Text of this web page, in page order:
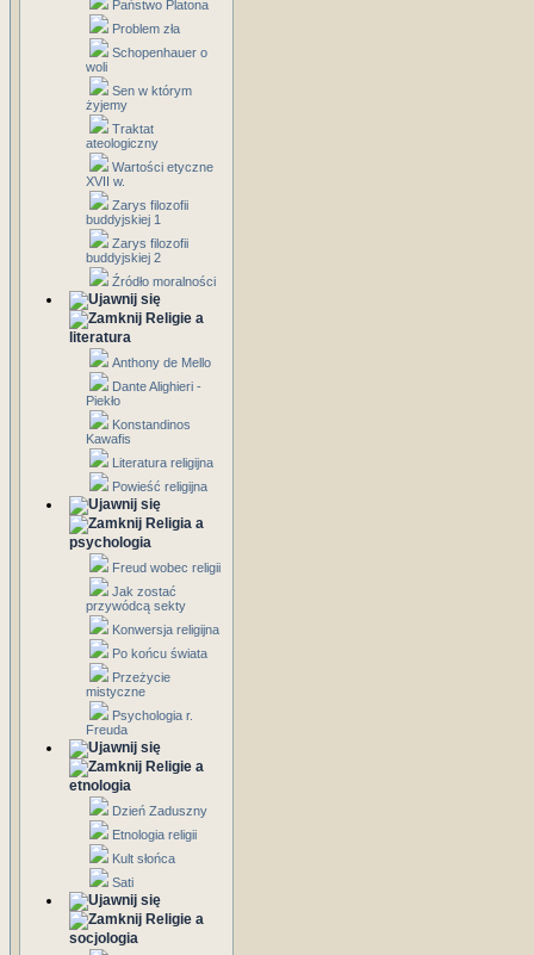
Państwo Platona
Problem zła
Schopenhauer o
woli
Sen w którym
żyjemy
Traktat
ateologiczny
Wartości etyczne
XVII w.
Zarys filozofii
buddyjskiej 1
Zarys filozofii
buddyjskiej 2
Źródło moralności
Religie a
literatura
Anthony de Mello
Dante Alighieri -
Piekło
Konstandinos
Kawafis
Literatura religijna
Powieść religijna
Religia a
psychologia
Freud wobec religii
Jak zostać
przywódcą sekty
Konwersja religijna
Po końcu świata
Przeżycie
mistyczne
Psychologia r.
Freuda
Religie a
etnologia
Dzień Zaduszny
Etnologia religii
Kult słońca
Sati
Religie a
socjologia